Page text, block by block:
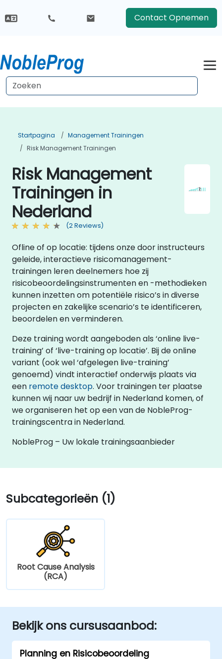
Contact Opnemen
Startpagina
Management Trainingen
Risk Management Trainingen
Risk Management
Trainingen in
Nederland
(2 Reviews)
Ofline of op locatie: tijdens onze door instructeurs
geleide, interactieve risicomanagement-
trainingen leren deelnemers hoe zij
risicobeoordelingsinstrumenten en -methodieken
kunnen inzetten om potentiële risico’s in diverse
projecten en zakelijke scenario’s te identificeren,
beoordelen en verminderen.
Deze training wordt aangeboden als ‘online live-
training’ of ‘live-training op locatie’. Bij de online
variant (ook wel ‘afgelegen live-training’
genoemd) vindt interactief onderwijs plaats via
een remote desktop. Voor trainingen ter plaatse
kunnen wij naar uw bedrijf in Nederland komen, of
we organiseren het op een van de NobleProg-
trainingscentra in Nederland.
NobleProg – Uw lokale trainingsaanbieder
Subcategorieën (1)
Root Cause Analysis
(RCA)
Bekijk ons cursusaanbod:
Planning en Risicobeoordeling